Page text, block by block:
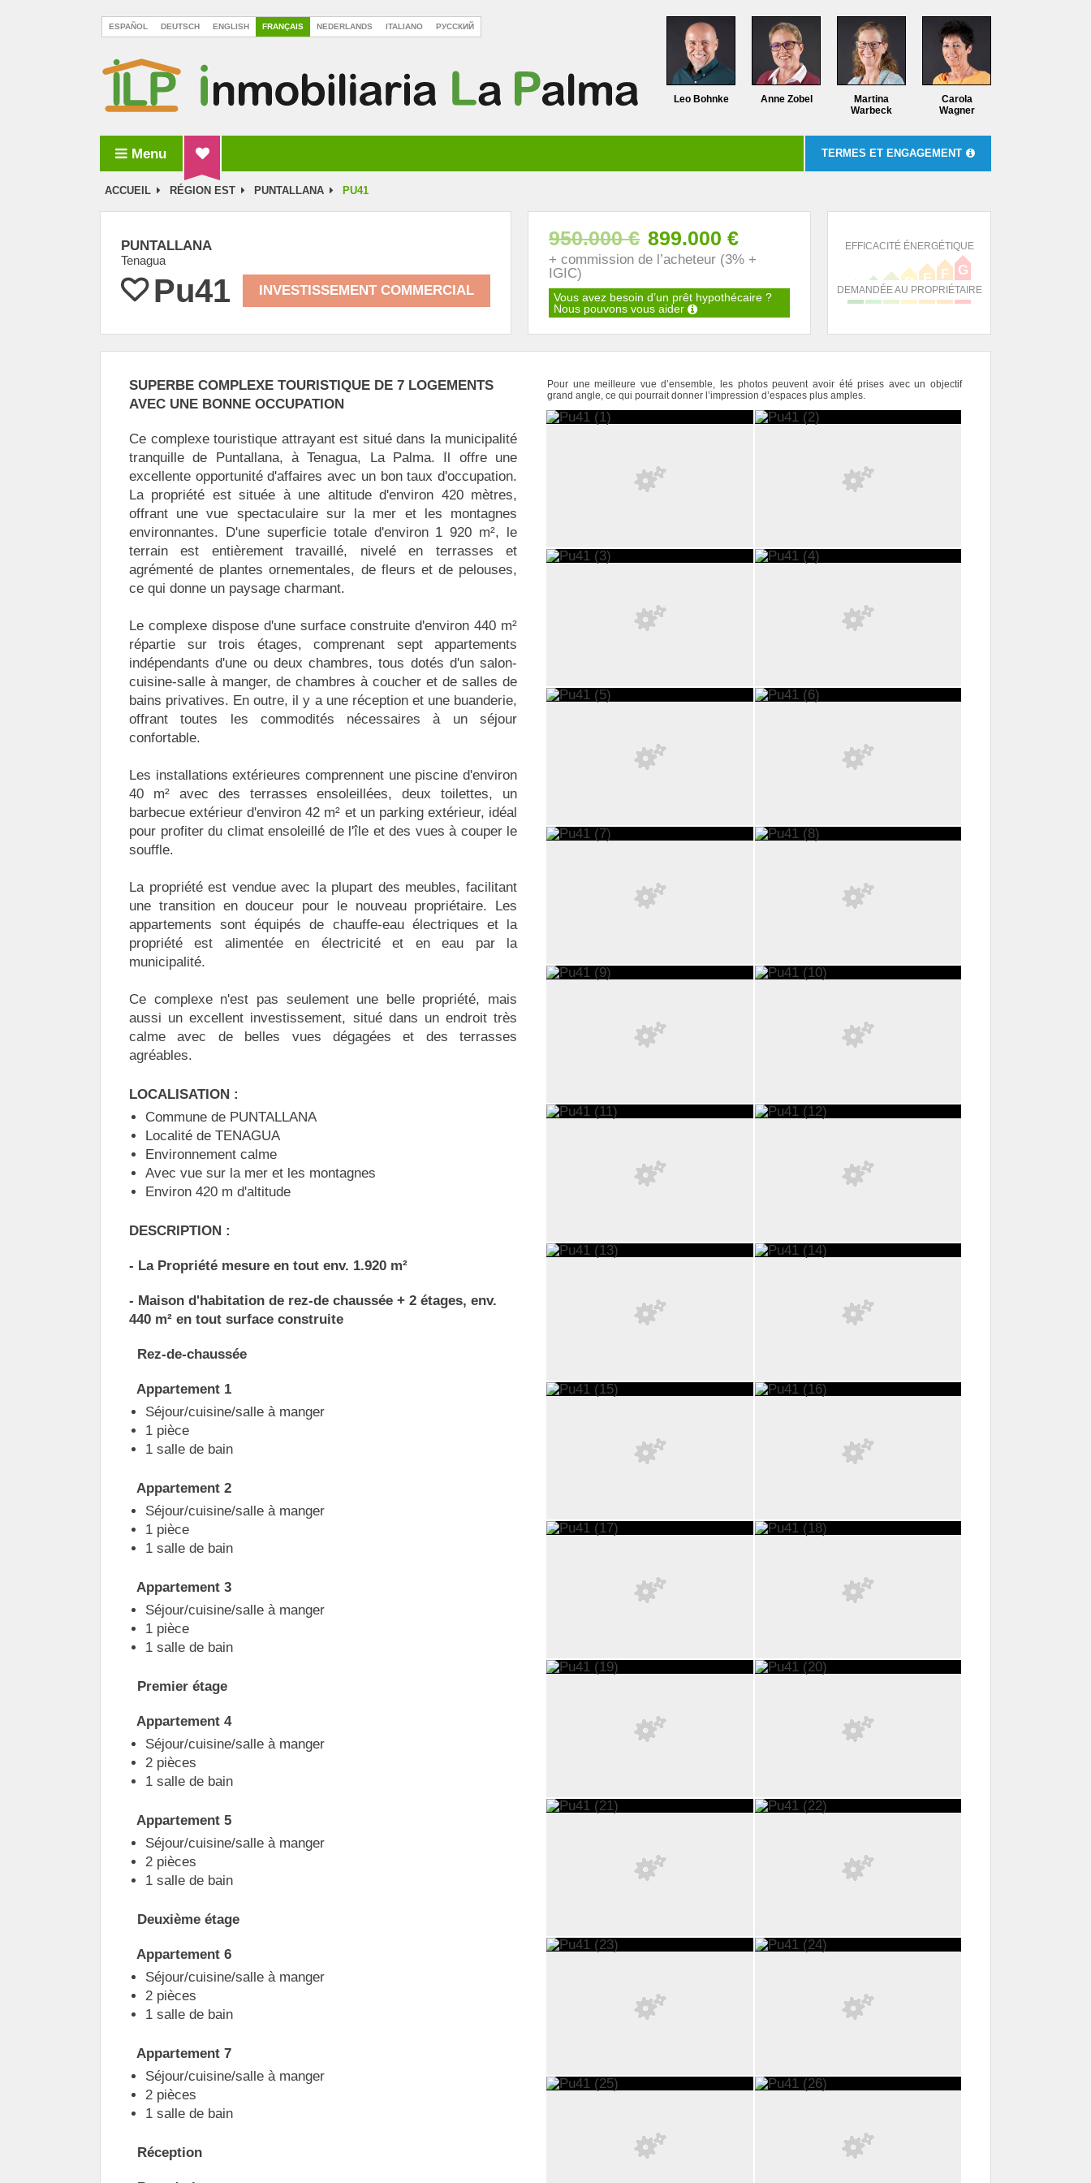
ILP Inmobiliaria La Palma
Leo Bohnke Anne Zobel
Martina
Warbeck
Carola
Wagner
ESPAÑOL DEUTSCH ENGLISH FRANÇAIS NEDERLANDS ITALIANO РУССКИЙ
Menu TERMES ET ENGAGEMENT
ACCUEIL RÉGION EST PUNTALLANA PU41
PUNTALLANA
Tenagua
Pu41 INVESTISSEMENT COMMERCIAL
950.000 € 899.000 €
+ commission de l’acheteur (3% +
IGIC)
Vous avez besoin d’un prêt hypothécaire ?
Nous pouvons vous aider
EFFICACITÉ ÉNERGÉTIQUE
A B C D E F G
DEMANDÉE AU PROPRIÉTAIRE
Pour une meilleure vue d’ensemble, les photos peuvent avoir été prises avec un objectif
grand angle, ce qui pourrait donner l’impression d’espaces plus amples.
SUPERBE COMPLEXE TOURISTIQUE DE 7 LOGEMENTS
AVEC UNE BONNE OCCUPATION
Ce complexe touristique attrayant est situé dans la municipalité
tranquille de Puntallana, à Tenagua, La Palma. Il offre une
excellente opportunité d'affaires avec un bon taux d'occupation.
La propriété est située à une altitude d'environ 420 mètres,
offrant une vue spectaculaire sur la mer et les montagnes
environnantes. D'une superficie totale d'environ 1 920 m², le
terrain est entièrement travaillé, nivelé en terrasses et
agrémenté de plantes ornementales, de fleurs et de pelouses,
ce qui donne un paysage charmant.
Le complexe dispose d'une surface construite d'environ 440 m²
répartie sur trois étages, comprenant sept appartements
indépendants d'une ou deux chambres, tous dotés d'un salon-
cuisine-salle à manger, de chambres à coucher et de salles de
bains privatives. En outre, il y a une réception et une buanderie,
offrant toutes les commodités nécessaires à un séjour
confortable.
Les installations extérieures comprennent une piscine d'environ
40 m² avec des terrasses ensoleillées, deux toilettes, un
barbecue extérieur d'environ 42 m² et un parking extérieur, idéal
pour profiter du climat ensoleillé de l'île et des vues à couper le
souffle.
La propriété est vendue avec la plupart des meubles, facilitant
une transition en douceur pour le nouveau propriétaire. Les
appartements sont équipés de chauffe-eau électriques et la
propriété est alimentée en électricité et en eau par la
municipalité.
Ce complexe n'est pas seulement une belle propriété, mais
aussi un excellent investissement, situé dans un endroit très
calme avec de belles vues dégagées et des terrasses
agréables.
LOCALISATION :
Commune de PUNTALLANA
Localité de TENAGUA
Environnement calme
Avec vue sur la mer et les montagnes
Environ 420 m d'altitude
DESCRIPTION :
- La Propriété mesure en tout env. 1.920 m²
- Maison d'habitation de rez-de chaussée + 2 étages, env.
440 m² en tout surface construite
Rez-de-chaussée
Appartement 1
Séjour/cuisine/salle à manger
1 pièce
1 salle de bain
Appartement 2
Séjour/cuisine/salle à manger
1 pièce
1 salle de bain
Appartement 3
Séjour/cuisine/salle à manger
1 pièce
1 salle de bain
Premier étage
Appartement 4
Séjour/cuisine/salle à manger
2 pièces
1 salle de bain
Appartement 5
Séjour/cuisine/salle à manger
2 pièces
1 salle de bain
Deuxième étage
Appartement 6
Séjour/cuisine/salle à manger
2 pièces
1 salle de bain
Appartement 7
Séjour/cuisine/salle à manger
2 pièces
1 salle de bain
Réception